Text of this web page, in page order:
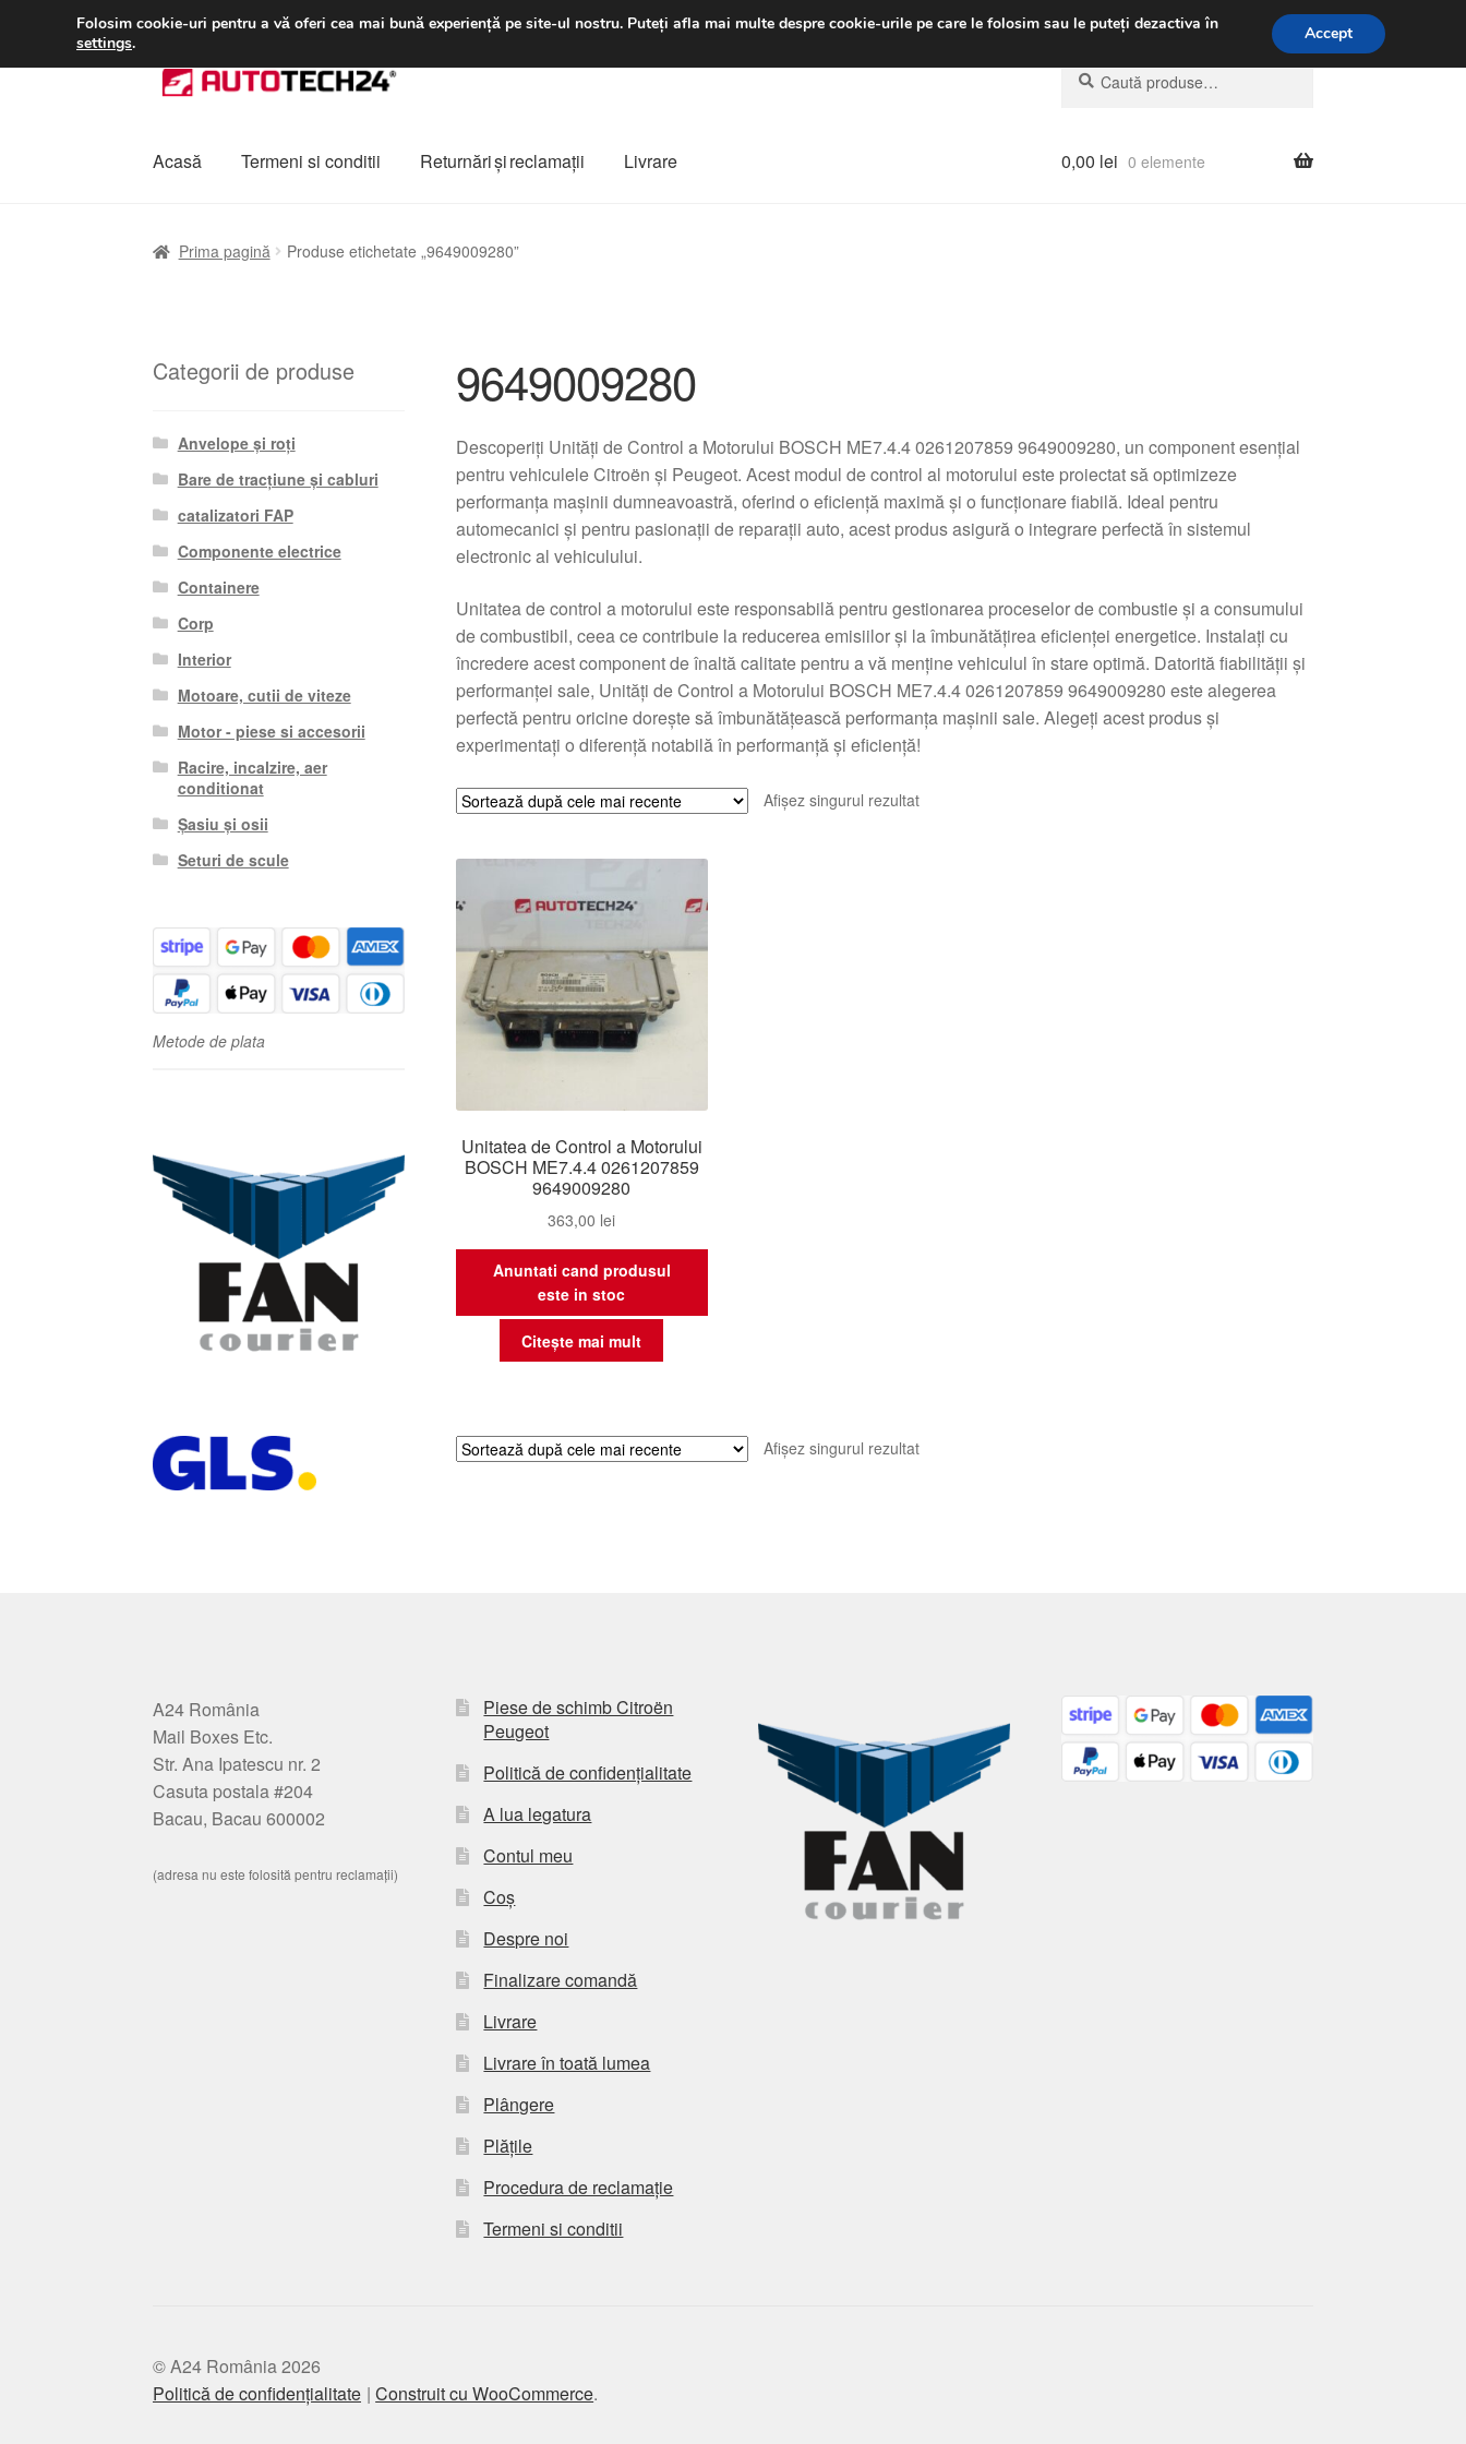
LIVRARE de la 33 lei luni-vineri 9 a.m. - 4 p.m.031 229 6816
Sari
la
Sari
la
Caută
după:
Caută
Acasă Termeni si conditii Returnări şi reclamații Livrare 0,00 lei 0 elemente
Prima pagină Produse etichetate „9649009280”
9649009280
Descoperiți Unități de Control a Motorului BOSCH ME7.4.4 0261207859 9649009280, un component esențial
pentru vehiculele Citroën și Peugeot. Acest modul de control al motorului este proiectat să optimizeze
performanța mașinii dumneavoastră, oferind o eficiență maximă și o funcționare fiabilă. Ideal pentru
automecanici și pentru pasionații de reparații auto, acest produs asigură o integrare perfectă în sistemul
electronic al vehiculului.
Unitatea de control a motorului este responsabilă pentru gestionarea proceselor de combustie și a consumului
de combustibil, ceea ce contribuie la reducerea emisiilor și la îmbunătățirea eficienței energetice. Instalați cu
încredere acest component de înaltă calitate pentru a vă menține vehiculul în stare optimă. Datorită fiabilității și
performanței sale, Unități de Control a Motorului BOSCH ME7.4.4 0261207859 9649009280 este alegerea
perfectă pentru oricine dorește să îmbunătățească performanța mașinii sale. Alegeți acest produs și
experimentați o diferență notabilă în performanță și eficiență!
Afișez singurul rezultat
Unitatea de Control a Motorului
BOSCH ME7.4.4 0261207859
9649009280
363,00 lei
Anuntati cand produsul
este in stoc
Citește mai mult
Afișez singurul rezultat
Categorii de produse
Anvelope și roți
Bare de tracțiune și cabluri
catalizatori FAP
Componente electrice
Containere
Corp
Interior
Motoare, cutii de viteze
Motor - piese si accesorii
Racire, incalzire, aer
conditionat
Șasiu și osii
Seturi de scule
Metode de plata
A24 România
Mail Boxes Etc.
Str. Ana Ipatescu nr. 2
Casuta postala #204
Bacau, Bacau 600002
(adresa nu este folosită pentru reclamații)
Piese de schimb Citroën
Peugeot
Politică de confidențialitate
A lua legatura
Contul meu
Coș
Despre noi
Finalizare comandă
Livrare
Livrare în toată lumea
Plângere
Plățile
Procedura de reclamație
Termeni si conditii
© A24 România 2026
Politică de confidențialitate Construit cu WooCommerce.
Folosim cookie-uri pentru a vă oferi cea mai bună experiență pe site-ul nostru. Puteți afla mai multe despre cookie-urile pe care le folosim sau le puteți dezactiva în
settings. Accept